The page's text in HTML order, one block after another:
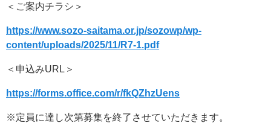
＜ご案内チラシ＞
https://www.sozo-saitama.or.jp/sozowp/wp-
content/uploads/2025/11/R7-1.pdf
＜申込みURL＞
https://forms.office.com/r/fkQZhzUens
※定員に達し次第募集を終了させていただきます。